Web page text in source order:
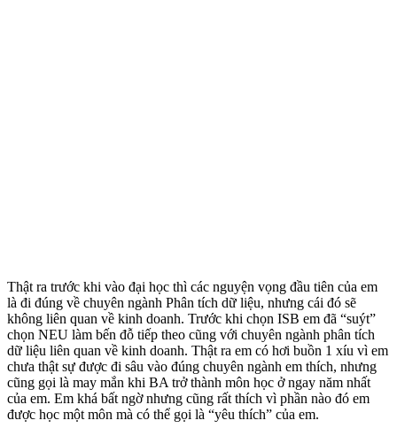
Thật ra trước khi vào đại học thì các nguyện vọng đầu tiên của em
là đi đúng về chuyên ngành Phân tích dữ liệu, nhưng cái đó sẽ
không liên quan về kinh doanh. Trước khi chọn ISB em đã “suýt”
chọn NEU làm bến đỗ tiếp theo cũng với chuyên ngành phân tích
dữ liệu liên quan về kinh doanh. Thật ra em có hơi buồn 1 xíu vì em
chưa thật sự được đi sâu vào đúng chuyên ngành em thích, nhưng
cũng gọi là may mắn khi BA trở thành môn học ở ngay năm nhất
của em. Em khá bất ngờ nhưng cũng rất thích vì phần nào đó em
được học một môn mà có thể gọi là “yêu thích” của em.